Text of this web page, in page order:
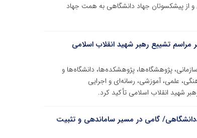
و از پیشکسوتان جهاد دانشگاهی به همت جهاد
تشییع رهبر شهید انقلاب اسلامی
پژوهشگاه‌ها، پژوهشکده‌ها، دانشگاه‌ها و
علمی، آموزشی، رسانه‌ای و اجرایی
شهید انقلاب اسلامی تأکید کرد.
گامی در مسیر ساماندهی و تثبیت